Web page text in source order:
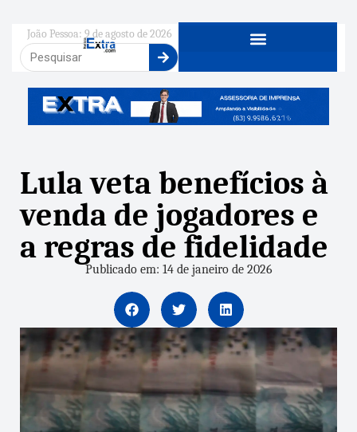
João Pessoa: 9 de agosto de 2026
Lula veta benefícios à
venda de jogadores e
a regras de fidelidade
Publicado em: 14 de janeiro de 2026